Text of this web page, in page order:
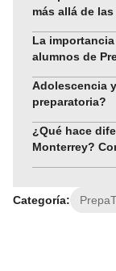
más allá de
La
alumnos de
Adolescencia
preparatoria?
¿Qué hace
Monterrey?
Categoría: